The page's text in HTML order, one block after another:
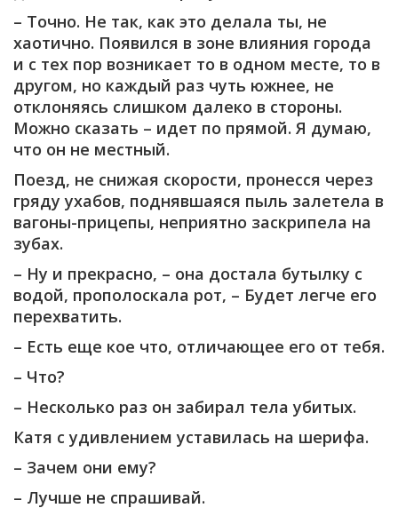
– Точно. Не так, как это делала ты, не
хаотично. Появился в зоне влияния города
и с тех пор возникает то в одном месте, то в
другом, но каждый раз чуть южнее, не
отклоняясь слишком далеко в стороны.
Можно сказать – идет по прямой. Я думаю,
что он не местный.
Поезд, не снижая скорости, пронесся через
гряду ухабов, поднявшаяся пыль залетела в
вагоны-прицепы, неприятно заскрипела на
зубах.
– Ну и прекрасно, – она достала бутылку с
водой, прополоскала рот, – Будет легче его
перехватить.
– Есть еще кое что, отличающее его от тебя.
– Что?
– Несколько раз он забирал тела убитых.
Катя с удивлением уставилась на шерифа.
– Зачем они ему?
– Лучше не спрашивай.